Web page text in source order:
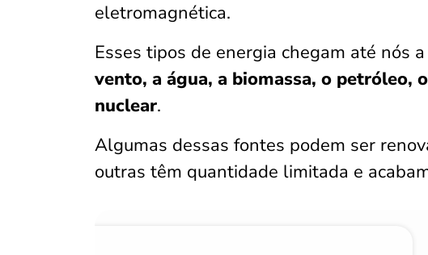
eletromagnética.
Esses tipos de energia chegam até nós
vento, a água, a biomassa, o petróleo,
nuclear.
Algumas dessas fontes podem ser
outras têm quantidade limitada e